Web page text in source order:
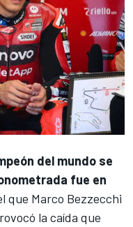
del mundo se
fue en
que Marco Bezzecchi
la caída que